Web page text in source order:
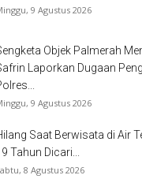
9 Agustus 2026
Objek Palmerah
Laporkan Dugaan
9 Agustus 2026
Saat Berwisata di Air
Tahun Dicari...
8 Agustus 2026